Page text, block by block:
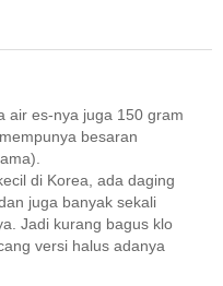
air es-nya juga 150 gram
besaran
di Korea, ada daging
juga banyak sekali
Jadi kurang bagus klo
versi halus adanya